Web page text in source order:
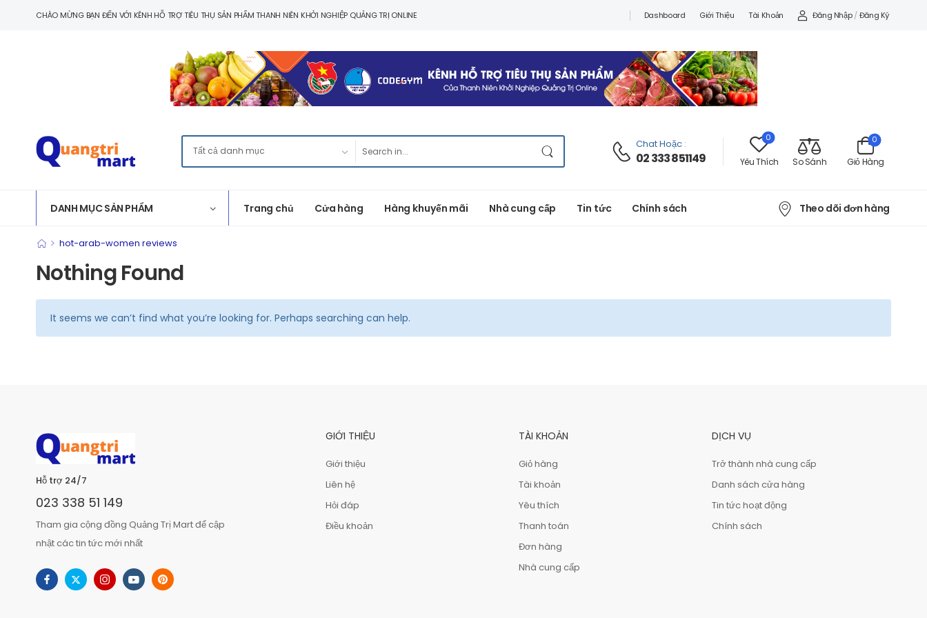
CHÀO MỪNG BẠN ĐẾN VỚI KÊNH HỖ TRỢ TIÊU THỤ SẢN PHẨM THANH NIÊN KHỞI NGHIỆP QUẢNG TRỊ ONLINE Dashboard Giới Thiệu Tài Khoản Đăng Nhập / Đăng Ký
Chat Hoặc :
02 333 851149
0
Yêu Thích So Sánh Giỏ Hàng
0
DANH MỤC SẢN PHẨM Trang chủ Cửa hàng Hàng khuyến mãi Nhà cung cấp Tin tức Chính sách Theo dõi đơn hàng
> hot-arab-women reviews
Nothing Found
It seems we can’t find what you’re looking for. Perhaps searching can help.
Hỗ trợ 24/7
023 338 51 149
Tham gia cộng đồng Quảng Trị Mart để cập
nhật các tin tức mới nhất
GIỚI THIỆU
Giới thiệu
Liên hệ
Hỏi đáp
Điều khoản
TÀI KHOẢN
Giỏ hàng
Tài khoản
Yêu thích
Thanh toán
Đơn hàng
Nhà cung cấp
DỊCH VỤ
Trở thành nhà cung cấp
Danh sách cửa hàng
Tin tức hoạt động
Chính sách